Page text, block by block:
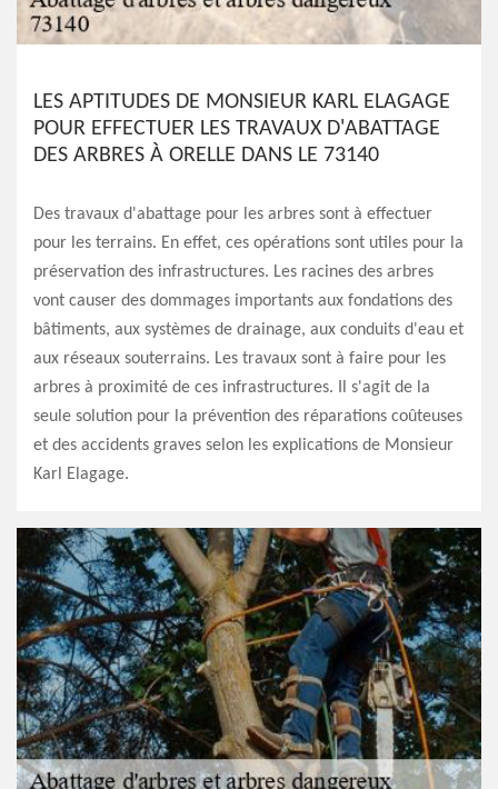
LES APTITUDES DE MONSIEUR KARL ELAGAGE
POUR EFFECTUER LES TRAVAUX D'ABATTAGE
DES ARBRES À ORELLE DANS LE 73140
Des travaux d'abattage pour les arbres sont à effectuer
pour les terrains. En effet, ces opérations sont utiles pour la
préservation des infrastructures. Les racines des arbres
vont causer des dommages importants aux fondations des
bâtiments, aux systèmes de drainage, aux conduits d'eau et
aux réseaux souterrains. Les travaux sont à faire pour les
arbres à proximité de ces infrastructures. Il s'agit de la
seule solution pour la prévention des réparations coûteuses
et des accidents graves selon les explications de Monsieur
Karl Elagage.